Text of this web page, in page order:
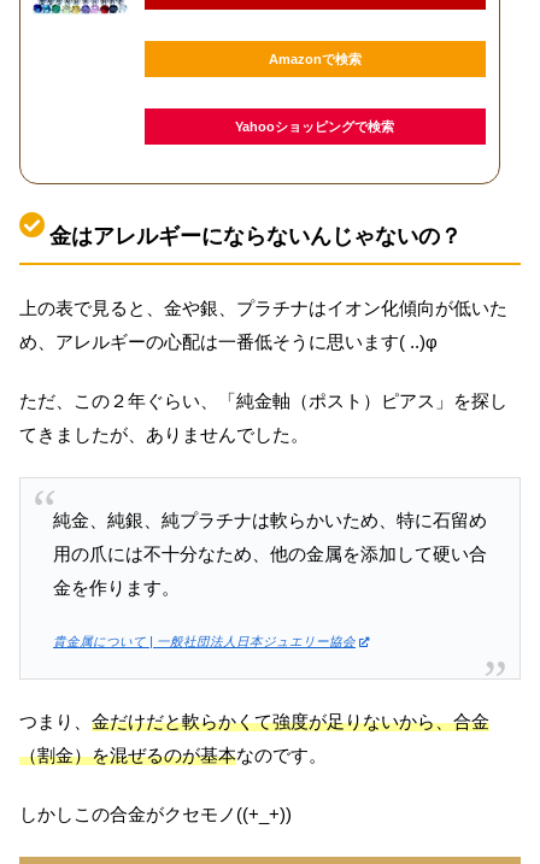
Amazonで検索
Yahooショッピングで検索
金はアレルギーにならないんじゃないの？
上の表で見ると、金や銀、プラチナはイオン化傾向が低いた
め、アレルギーの心配は一番低そうに思います( ..)φ
ただ、この２年ぐらい、「純金軸（ポスト）ピアス」を探し
てきましたが、ありませんでした。
純金、純銀、純プラチナは軟らかいため、特に石留め
用の爪には不十分なため、他の金属を添加して硬い合
金を作ります。
貴金属について | 一般社団法人日本ジュエリー協会
つまり、 金だけだと軟らかくて強度が足りないから、合金
（割金）を混ぜるのが基本なのです。
しかしこの合金がクセモノ((+_+))